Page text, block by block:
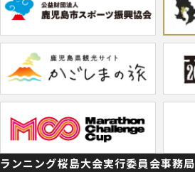
ランニング桜島大会実行委員会事務局